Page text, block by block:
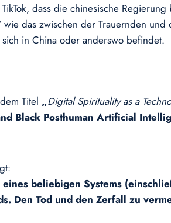
dass die chinesische
das zwischen der Trauernden
in China oder anderswo befindet.
Titel „Digital Spirituality as a
Black Posthuman Artificial
beliebigen Systems
Den Tod und den Zerfall zu